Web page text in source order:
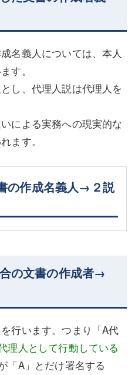
名義人については、本人
す。
し、代理人説は代理人を
による実務への現実的な
ます。
の作成名義人→２説
の文書の作成者→
を行います。つまり「A代
理人として行動している
「A」とだけ署名する